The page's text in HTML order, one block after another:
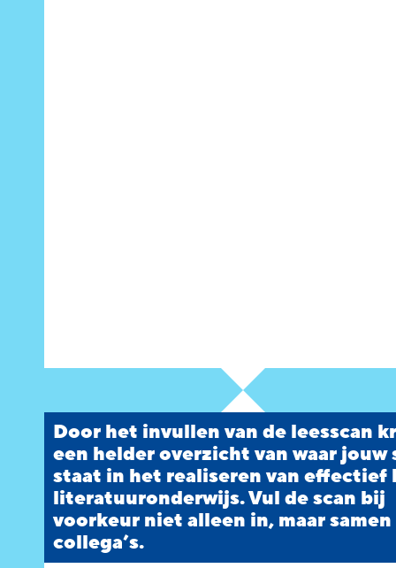
Door het invullen van de leesscan
een helder overzicht van waar jouw
staat in het realiseren van effectief
literatuuronderwijs. Vul de scan bij
voorkeur niet alleen in, maar
collega’s.